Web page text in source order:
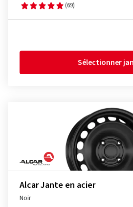
(69)
Sélectionner
Alcar Jante en acier
Noir